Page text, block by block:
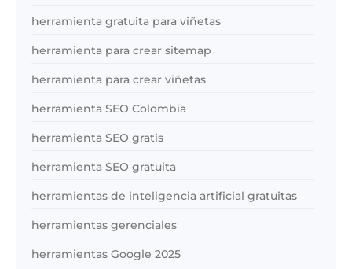
herramienta gratuita para viñetas
herramienta para crear sitemap
herramienta para crear viñetas
herramienta SEO Colombia
herramienta SEO gratis
herramienta SEO gratuita
herramientas de inteligencia artificial gratuitas
herramientas gerenciales
herramientas Google 2025